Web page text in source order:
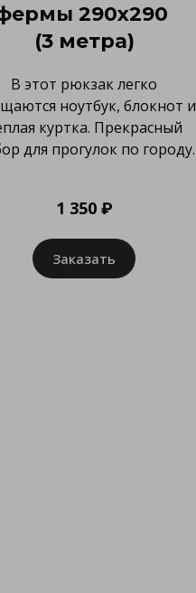
290х290
(3 метра)
В этот рюкзак легко
ноутбук, блокнот и
куртка. Прекрасный
для прогулок по городу.
1 350 ₽
Заказать